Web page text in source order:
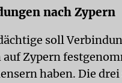
nach Zypern
soll
Zypern
haben. Die